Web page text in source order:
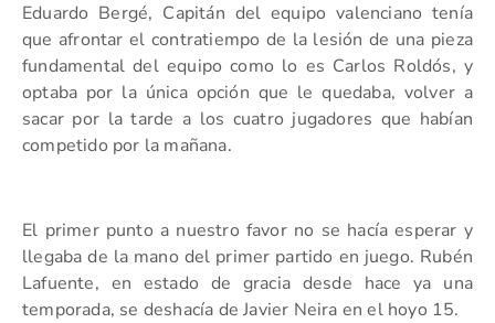
Eduardo Bergé, Capitán del equipo valenciano tenía
que afrontar el contratiempo de la lesión de una pieza
fundamental del equipo como lo es Carlos Roldós, y
optaba por la única opción que le quedaba, volver a
sacar por la tarde a los cuatro jugadores que habían
competido por la mañana.
El primer punto a nuestro favor no se hacía esperar y
llegaba de la mano del primer partido en juego. Rubén
Lafuente, en estado de gracia desde hace ya una
temporada, se deshacía de Javier Neira en el hoyo 15.